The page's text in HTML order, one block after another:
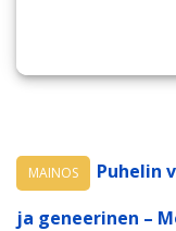
MAINOS
Puhelin
ja geneerinen –